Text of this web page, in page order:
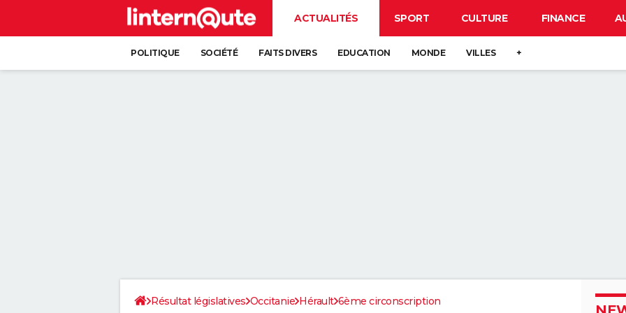
ACTUALITÉS SPORT CULTURE FINANCE
POLITIQUE SOCIÉTÉ FAITS DIVERS EDUCATION MONDE VILLES +
Résultat législatives Occitanie Hérault 6ème circonscription